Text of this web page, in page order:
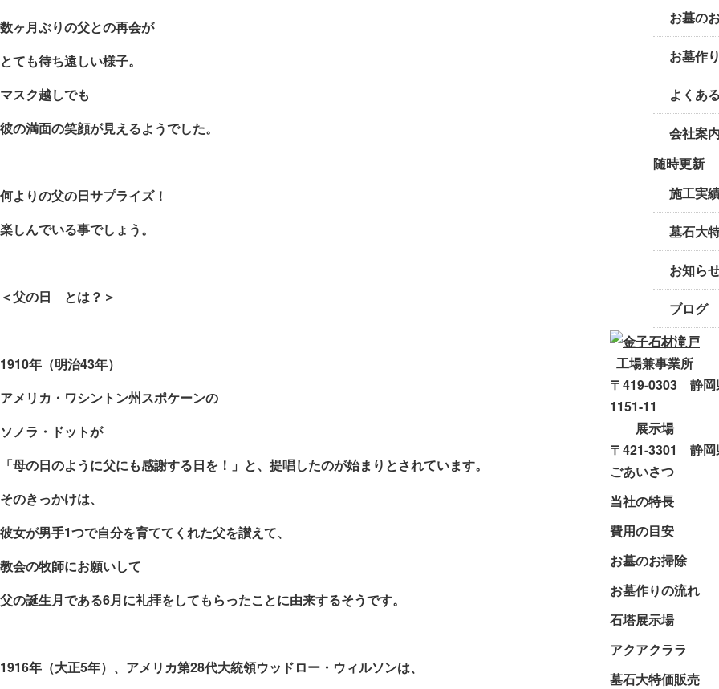
数ヶ月ぶりの父との再会が
とても待ち遠しい様子。
マスク越しでも
彼の満面の笑顔が見えるようでした。
何よりの父の日サプライズ！
楽しんでいる事でしょう。
＜父の日 とは？＞
1910年（明治43年）
アメリカ・ワシントン州スポケーンの
ソノラ・ドットが
「母の日のように父にも感謝する日を！」と、 提唱したのが始まりとされています。
そのきっかけは、
彼女が男手1つで自分を育ててくれた父を讃えて、
教会の牧師にお願いして
父の誕生月である6月に礼拝をしてもらったことに由来するそうです。
1916年（大正5年）、アメリカ第28代大統領ウッドロー・ウィルソンは、
お墓の
お墓作
よくあ
会社案
随時更新
施工実
墓石大
お知ら
ブログ
工場兼事業所
〒419-0303 静岡
1151-11
展示場
〒421-3301 静岡
ごあいさつ
当社の特長
費用の目安
お墓のお掃除
お墓作りの流れ
石塔展示場
アクアクララ
墓石大特価販売